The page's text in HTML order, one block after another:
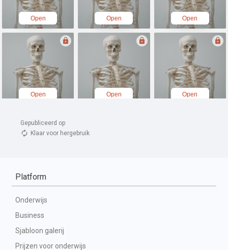
Gepubliceerd op
Klaar voor hergebruik
Platform
Onderwijs
Business
Sjabloon galerij
Prijzen voor onderwijs